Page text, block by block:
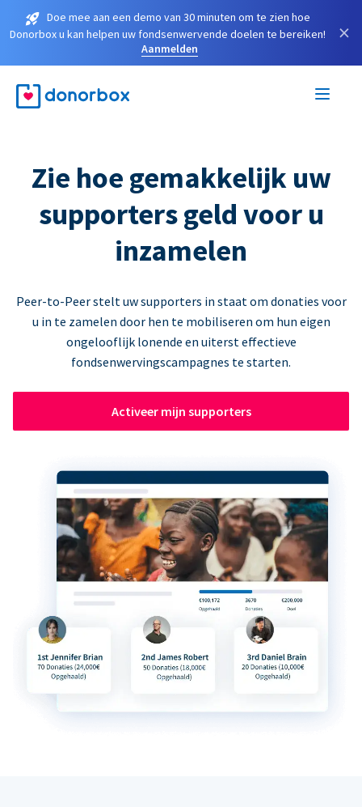
Doe mee aan een demo van 30 minuten om te zien hoe
Donorbox u kan helpen uw fondsenwervende doelen te bereiken!
Aanmelden
×
Zie hoe gemakkelijk uw
supporters geld voor u
inzamelen
Peer-to-Peer stelt uw supporters in staat om donaties voor
u in te zamelen door hen te mobiliseren om hun eigen
ongelooflijk lonende en uiterst effectieve
fondsenwervingscampagnes te starten.
Activeer mijn supporters